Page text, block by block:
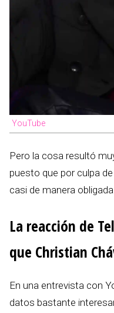
YouTube
Pero la cosa resultó
puesto que por culpa
casi de manera
La reacción de
que Christian
En una entrevista con
datos bastante